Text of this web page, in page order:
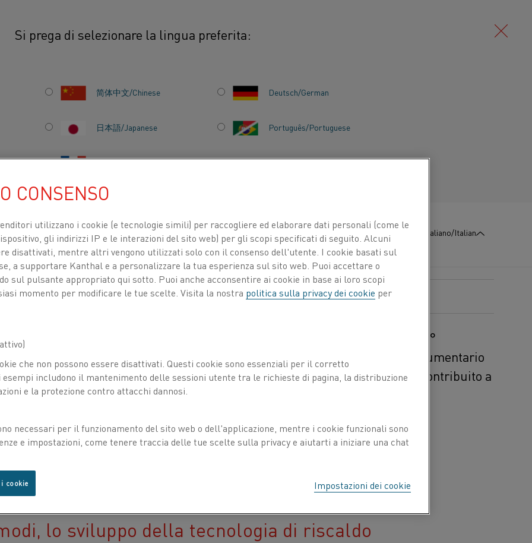
Si prega di selezionare la lingua preferita:
简体中文/Chinese Deutsch/German
日本語/Japanese Português/Portuguese
Français/French
PER CHI SIAMO CENTRO DELLE CONOSCENZE : Contattaci Italiano/Italian
in cui la tecnologia di riscaldo elettrico ha plasmato la vita moderna
IL
Pubblicato 31 ago 2021
il mondo oggi senza la tecnologia di riscaldo elettrico? Per celebrare il suo 90°
fornitore svedese di tecnologia di riscaldo Kanthal ha prodotto un breve documentario
come i materiali elettricamente resistivie le soluzioni di riscaldo hanno contribuito a
moderna.
elettrodomestici, come stufe elettriche e tostapane, dipende dai materiali
materiali, sotto forma di soluzioni avanzate di riscaldo industriale, hanno
di sei minuti viene ripercorso lo sviluppo industriale di questi
1931, anno di fondazione di Kanthal. Mostra che molto di quello che diamo
fare con la tecnologia di riscaldo elettrico.
lo sviluppo della tecnologia di riscaldo
CONSENSO
utilizzano i cookie (e tecnologie simili) per raccogliere ed elaborare dati personali (come le
gli indirizzi IP e le interazioni del sito web) per gli scopi specificati di seguito. Alcuni
disattivati, mentre altri vengono utilizzati solo con il consenso dell'utente. I cookie basati sul
a supportare Kanthal e a personalizzare la tua esperienza sul sito web. Puoi accettare o
sul pulsante appropriato qui sotto. Puoi anche acconsentire ai cookie in base ai loro scopi
momento per modificare le tue scelte. Visita la nostra politica sulla privacy dei cookie per
che non possono essere disattivati. Questi cookie sono essenziali per il corretto
includono il mantenimento delle sessioni utente tra le richieste di pagina, la distribuzione
e la protezione contro attacchi dannosi.
necessari per il funzionamento del sito web o dell'applicazione, mentre i cookie funzionali sono
e impostazioni, come tenere traccia delle tue scelte sulla privacy e aiutarti a iniziare una chat
Impostazioni dei cookie
cookie